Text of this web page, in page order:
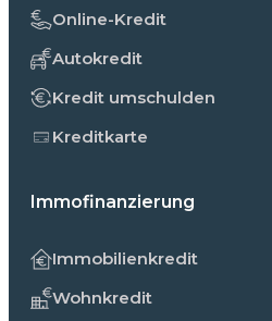
Online-Kredit
Autokredit
Kredit umschulden
Kreditkarte
Immofinanzierung
Immobilienkredit
Wohnkredit